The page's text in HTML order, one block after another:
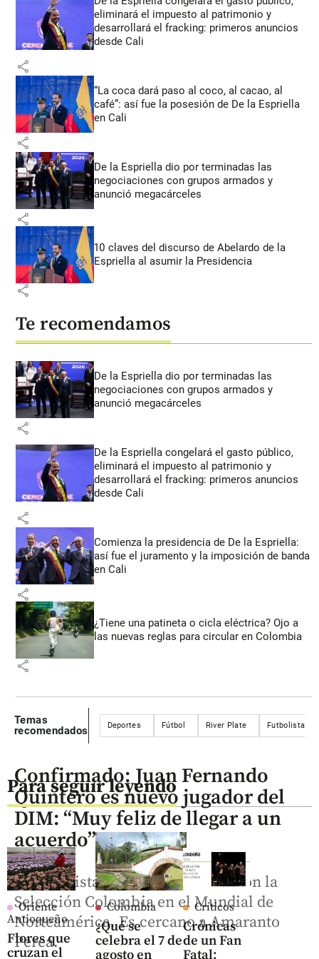
eliminará el impuesto al patrimonio y
desarrollará el fracking: primeros anuncios
desde Cali
share
“La coca dará paso al coco, al cacao, al
café”: así fue la posesión de De la Espriella
en Cali
share
De la Espriella dio por terminadas las
negociaciones con grupos armados y
anunció megacárceles
share
10 claves del discurso de Abelardo de la
Espriella al asumir la Presidencia
share
Te recomendamos
De la Espriella dio por terminadas las
negociaciones con grupos armados y
anunció megacárceles
share
De la Espriella congelará el gasto público,
eliminará el impuesto al patrimonio y
desarrollará el fracking: primeros anuncios
desde Cali
share
Comienza la presidencia de De la Espriella:
así fue el juramento y la imposición de banda
en Cali
share
¿Tiene una patineta o cicla eléctrica? Ojo a
las nuevas reglas para circular en Colombia
share
Temas
recomendados
Deportes Fútbol River Plate Futbolistas
Para seguir leyendo
Oriente
Antioqueño
Flores que
cruzan el
Colombia
¿Qué se
celebra el 7 de
agosto en
Críticos
Crónicas
de un Fan
Fatal:
Confirmado: Juan Fernando
Quintero es nuevo jugador del
DIM: “Muy feliz de llegar a un
acuerdo”
El futbolista antioqueño estuvo con la
Selección Colombia en el Mundial de
Norteamérica. Es cercano a Amaranto
Perea.